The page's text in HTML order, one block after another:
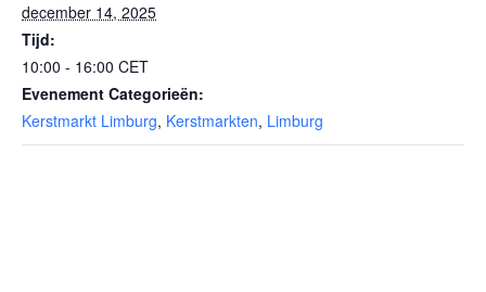
december 14, 2025
Tijd:
10:00 - 16:00 CET
Evenement Categorieën:
Kerstmarkt Limburg, Kerstmarkten, Limburg